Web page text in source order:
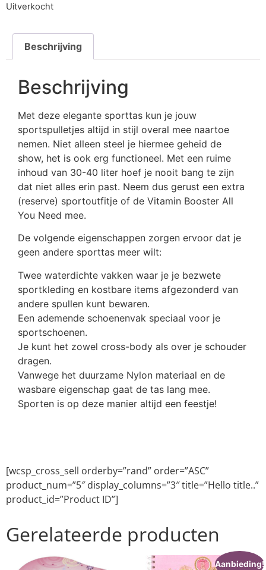
Uitverkocht
Beschrijving
Beschrijving
Met deze elegante sporttas kun je jouw
sportspulletjes altijd in stijl overal mee naartoe
nemen. Niet alleen steel je hiermee geheid de
show, het is ook erg functioneel. Met een ruime
inhoud van 30-40 liter hoef je nooit bang te zijn
dat niet alles erin past. Neem dus gerust een extra
(reserve) sportoutfitje of de Vitamin Booster All
You Need mee.
De volgende eigenschappen zorgen ervoor dat je
geen andere sporttas meer wilt:
Twee waterdichte vakken waar je je bezwete
sportkleding en kostbare items afgezonderd van
andere spullen kunt bewaren.
Een ademende schoenenvak speciaal voor je
sportschoenen.
Je kunt het zowel cross-body als over je schouder
dragen.
Vanwege het duurzame Nylon materiaal en de
wasbare eigenschap gaat de tas lang mee.
Sporten is op deze manier altijd een feestje!
[wcsp_cross_sell orderby=”rand” order=”ASC”
product_num=”5″ display_columns=”3″ title=”Hello title..”
product_id=”Product ID”]
Gerelateerde producten
Aanbieding!